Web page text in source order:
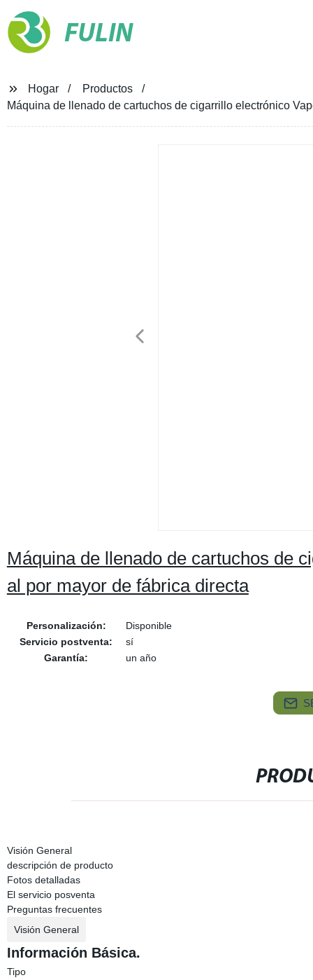
FULIN
Hogar
Productos
Máquina de llenado de cartuchos de cigarrillo electrónico
Máquina de llenado de cartuchos de
al por mayor de fábrica directa
Personalización:
Disponible
Servicio postventa:
sí
Garantía:
un año
Visión General
descripción de producto
Fotos detalladas
El servicio posventa
Preguntas frecuentes
Visión General
Información Básica.
Tipo